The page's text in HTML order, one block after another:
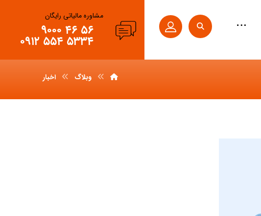
مشاوره مالیاتی رایگان
۵۶ ۴۶ ۹۰۰۰
۵۳۳۴ ۵۵۴ ۰۹۱۲
وبلاگ اخبار